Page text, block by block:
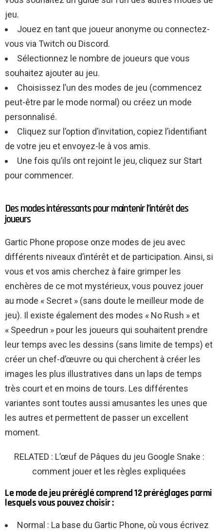
jeu.
Jouez en tant que joueur anonyme ou connectez-
vous via Twitch ou Discord.
Sélectionnez le nombre de joueurs que vous
souhaitez ajouter au jeu.
Choisissez l’un des modes de jeu (commencez
peut-être par le mode normal) ou créez un mode
personnalisé.
Cliquez sur l’option d’invitation, copiez l’identifiant
de votre jeu et envoyez-le à vos amis.
Une fois qu’ils ont rejoint le jeu, cliquez sur Start
pour commencer.
Des modes intéressants pour maintenir l’intérêt des
joueurs
Gartic Phone propose onze modes de jeu avec
différents niveaux d’intérêt et de participation. Ainsi, si
vous et vos amis cherchez à faire grimper les
enchères de ce mot mystérieux, vous pouvez jouer
au mode « Secret » (sans doute le meilleur mode de
jeu). Il existe également des modes « No Rush » et
« Speedrun » pour les joueurs qui souhaitent prendre
leur temps avec les dessins (sans limite de temps) et
créer un chef-d’œuvre ou qui cherchent à créer les
images les plus illustratives dans un laps de temps
très court et en moins de tours. Les différentes
variantes sont toutes aussi amusantes les unes que
les autres et permettent de passer un excellent
moment.
RELATED : L’œuf de Pâques du jeu Google Snake :
comment jouer et les règles expliquées
Le mode de jeu préréglé comprend 12 préréglages parmi
lesquels vous pouvez choisir :
Normal : La base du Gartic Phone, où vous écrivez